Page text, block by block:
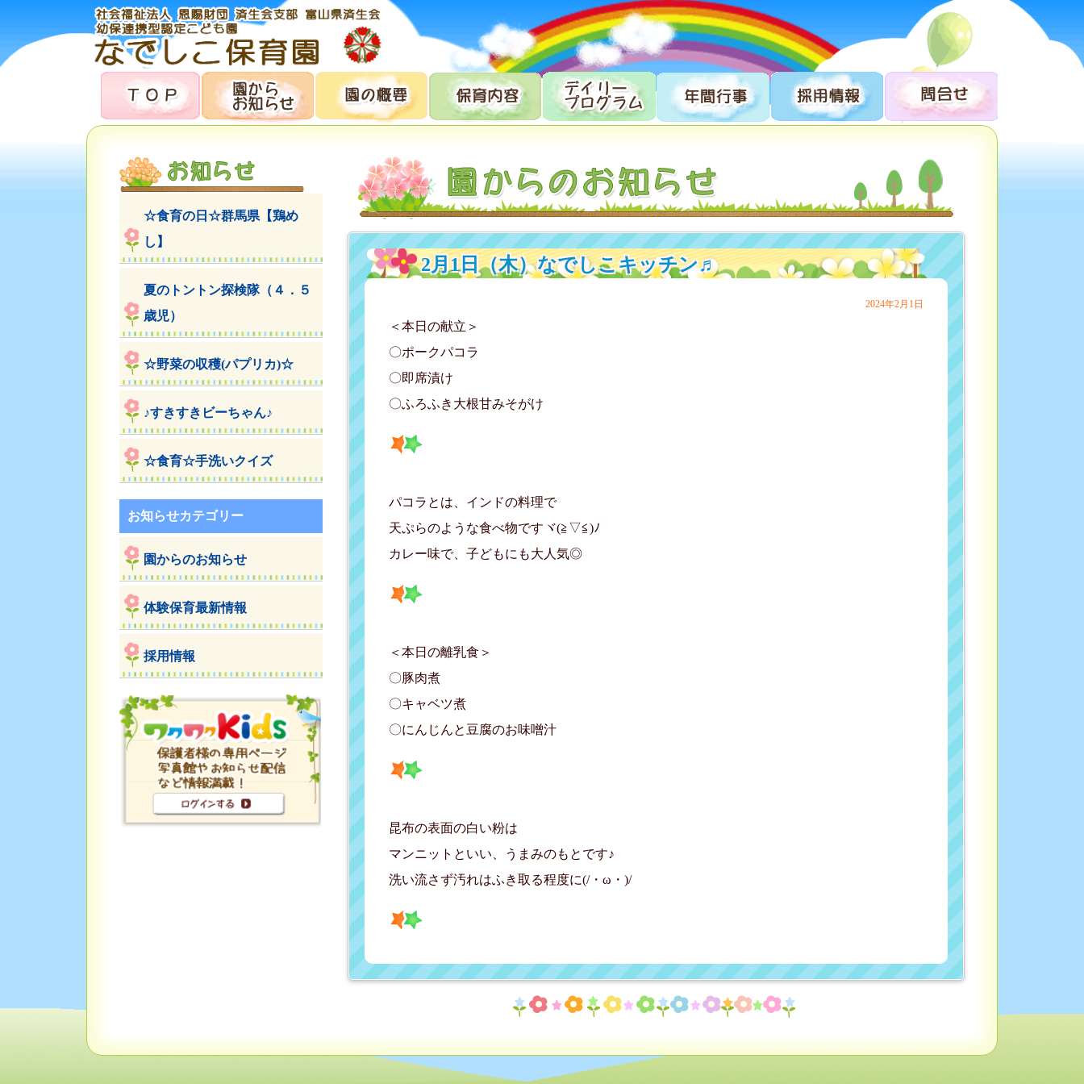
2月1日（木）なでしこキッチン♬
2024年2月1日
＜本日の献立＞
〇ポークパコラ
〇即席漬け
〇ふろふき大根甘みそがけ
パコラとは、インドの料理で
天ぷらのような食べ物ですヾ(≧▽≦)ﾉ
カレー味で、子どもにも大人気◎
＜本日の離乳食＞
〇豚肉煮
〇キャベツ煮
〇にんじんと豆腐のお味噌汁
昆布の表面の白い粉は
マンニットといい、うまみのもとです♪
洗い流さず汚れはふき取る程度に(/・ω・)/
☆食育の日☆群馬県【鶏め
し】
夏のトントン探検隊（４．５
歳児）
☆野菜の収穫(パプリカ)☆
♪すきすきビーちゃん♪
☆食育☆手洗いクイズ
お知らせカテゴリー
園からのお知らせ
体験保育最新情報
採用情報